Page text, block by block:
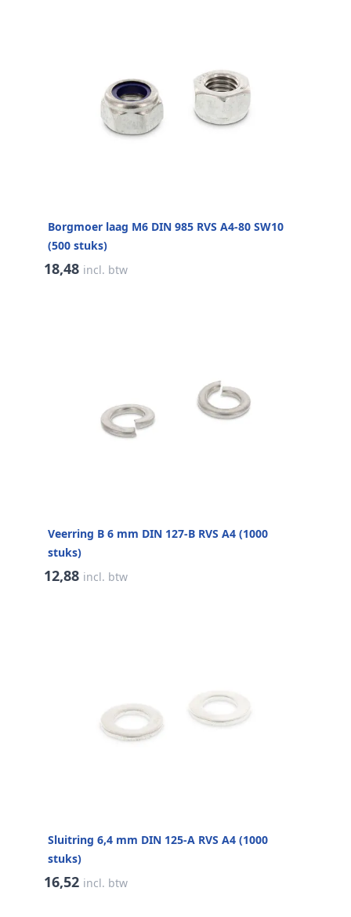
Borgmoer laag M6 DIN 985 RVS A4-80 SW10
(500 stuks)
18,48 incl. btw
Veerring B 6 mm DIN 127-B RVS A4 (1000
stuks)
12,88 incl. btw
Sluitring 6,4 mm DIN 125-A RVS A4 (1000
stuks)
16,52 incl. btw